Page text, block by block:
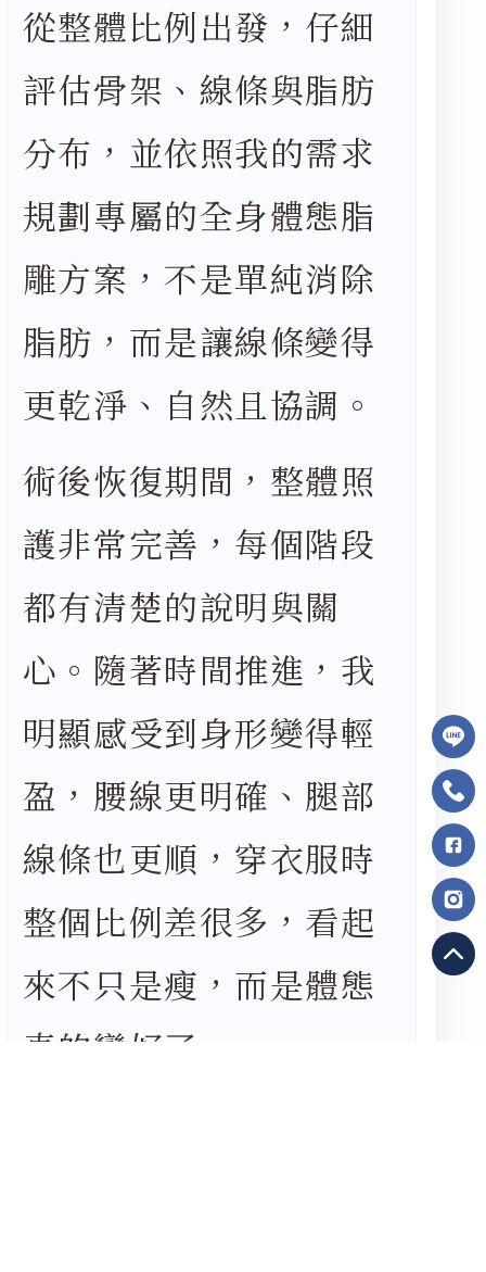
從整體比例出發，仔細
評估骨架、線條與脂肪
分布，並依照我的需求
規劃專屬的全身體態脂
雕方案，不是單純消除
脂肪，而是讓線條變得
更乾淨、自然且協調。
術後恢復期間，整體照
護非常完善，每個階段
都有清楚的說明與關
心。隨著時間推進，我
明顯感受到身形變得輕
盈，腰線更明確、腿部
線條也更順，穿衣服時
整個比例差很多，看起
來不只是瘦，而是體態
真的變好了。